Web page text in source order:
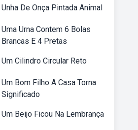
Unha De Onça Pintada Animal
Uma Urna Contem 6 Bolas
Brancas E 4 Pretas
Um Cilindro Circular Reto
Um Bom Filho A Casa Torna
Significado
Um Beijo Ficou Na Lembrança